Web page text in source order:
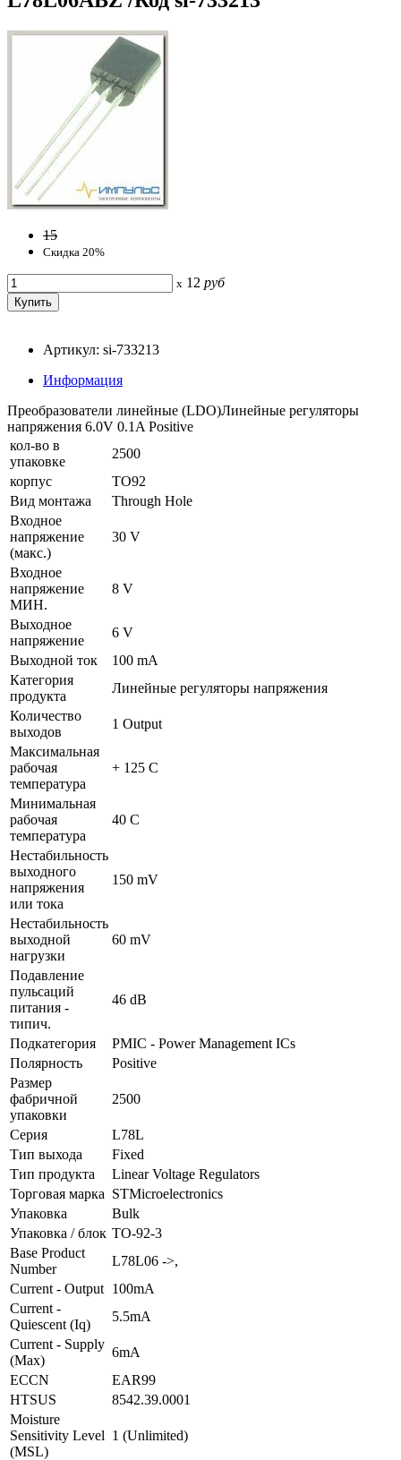
15
Скидка 20%
x 12 руб
Артикул: si-733213
Информация
Преобразователи линейные (LDO)Линейные регуляторы
напряжения 6.0V 0.1A Positive
кол-во в
упаковке
2500
корпус
TO92
Вид монтажа
Through Hole
Входное
напряжение
(макс.)
30 V
Входное
напряжение
МИН.
8 V
Выходное
напряжение
6 V
Выходной ток
100 mA
Категория
продукта
Линейные регуляторы напряжения
Количество
выходов
1 Output
Максимальная
рабочая
температура
+ 125 C
Минимальная
рабочая
температура
40 C
Нестабильность
выходного
напряжения
или тока
150 mV
Нестабильность
выходной
нагрузки
60 mV
Подавление
пульсаций
питания -
типич.
46 dB
Подкатегория
PMIC - Power Management ICs
Полярность
Positive
Размер
фабричной
упаковки
2500
Серия
L78L
Тип выхода
Fixed
Тип продукта
Linear Voltage Regulators
Торговая марка STMicroelectronics
Упаковка
Bulk
Упаковка / блок TO-92-3
Base Product
Number
L78L06 ->,
Current - Output 100mA
Current -
Quiescent (Iq)
5.5mA
Current - Supply
(Max)
6mA
ECCN
EAR99
HTSUS
8542.39.0001
Moisture
Sensitivity Level
(MSL)
1 (Unlimited)